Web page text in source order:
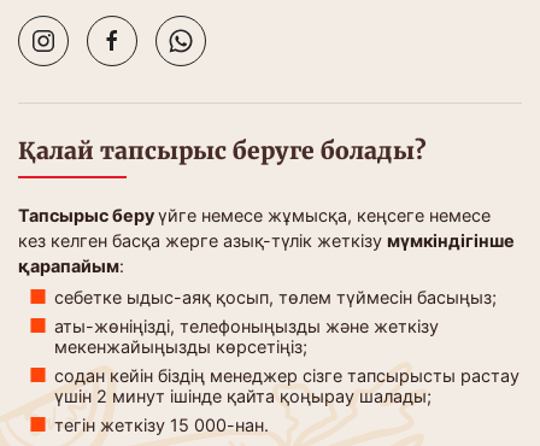
Қалай тапсырыс беруге болады?
Тапсырыс беруүйге немесе жұмысқа, кеңсеге немесе
кез келген басқа жерге азық-түлік жеткізу мүмкіндігінше
қарапайым:
себетке ыдыс-аяқ қосып, төлем түймесін басыңыз;
аты-жөніңізді, телефоныңызды және жеткізу
мекенжайыңызды көрсетіңіз;
содан кейін біздің менеджер сізге тапсырысты растау
үшін 2 минут ішінде қайта қоңырау шалады;
тегін жеткізу 15 000-нан.